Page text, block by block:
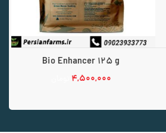
Bio Enhancer 125 g
تومان